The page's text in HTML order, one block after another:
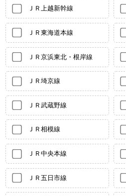
ＪＲ上越新幹線
ＪＲ東海道本線
ＪＲ京浜東北・根岸線
ＪＲ埼京線
ＪＲ武蔵野線
ＪＲ相模線
ＪＲ中央本線
ＪＲ五日市線